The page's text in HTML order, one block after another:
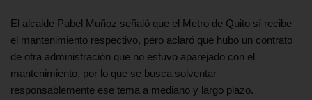
El alcalde Pabel Muñoz señaló que el Metro de Quito sí recibe
el mantenimiento respectivo, pero aclaró que hubo un contrato
de otra administración que no estuvo aparejado con el
mantenimiento, por lo que se busca solventar
responsablemente ese tema a mediano y largo plazo.